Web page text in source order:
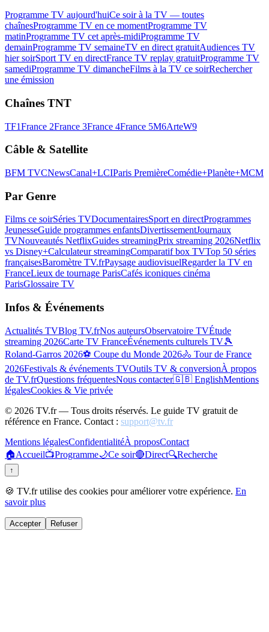
Programme TV aujourd'huiCe soir à la TV — toutes
chaînesProgramme TV en ce momentProgramme TV
matinProgramme TV cet après-midiProgramme TV
demainProgramme TV semaineTV en direct gratuitAudiences TV
hier soirSport TV en directFrance TV replay gratuitProgramme TV
samediProgramme TV dimancheFilms à la TV ce soirRechercher
une émission
Chaînes TNT
TF1France 2France 3France 4France 5M6ArteW9
Câble & Satellite
BFM TVCNewsCanal+LCIParis PremièreComédie+Planète+MCM
Par Genre
Films ce soirSéries TVDocumentairesSport en directProgrammes
JeunesseGuide programmes enfantsDivertissementJournaux
TVNouveautés NetflixGuides streamingPrix streaming 2026Netflix
vs Disney+Calculateur streamingComparatif box TVTop 50 séries
françaisesBaromètre TV.frPaysage audiovisuelRegarder la TV en
FranceLieux de tournage ParisCafés iconiques cinéma
ParisGlossaire TV
Infos & Événements
Actualités TVBlog TV.frNos auteursObservatoire TVÉtude
streaming 2026Carte TV FranceÉvénements culturels TV🎾
Roland-Garros 2026⚽ Coupe du Monde 2026🚴 Tour de France
2026Festivals & événements TVOutils TV & conversionÀ propos
de TV.frQuestions fréquentesNous contacter🇬🇧 EnglishMentions
légalesCookies & Vie privée
© 2026 TV.fr — Tous droits réservés. Le guide TV gratuit de
référence en France. Contact : support@tv.fr
Mentions légalesConfidentialitéÀ proposContact
🏠Accueil📺Programme🌙Ce soir🔴Direct🔍Recherche
↑
🍪 TV.fr utilise des cookies pour améliorer votre expérience. En
savoir plus
Accepter Refuser